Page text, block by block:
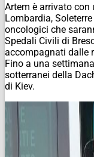
Artem è arrivato con
Lombardia,
oncologici che
Spedali Civili di
accompagnati dalle
Fino a una
sotterranei della
di Kiev.